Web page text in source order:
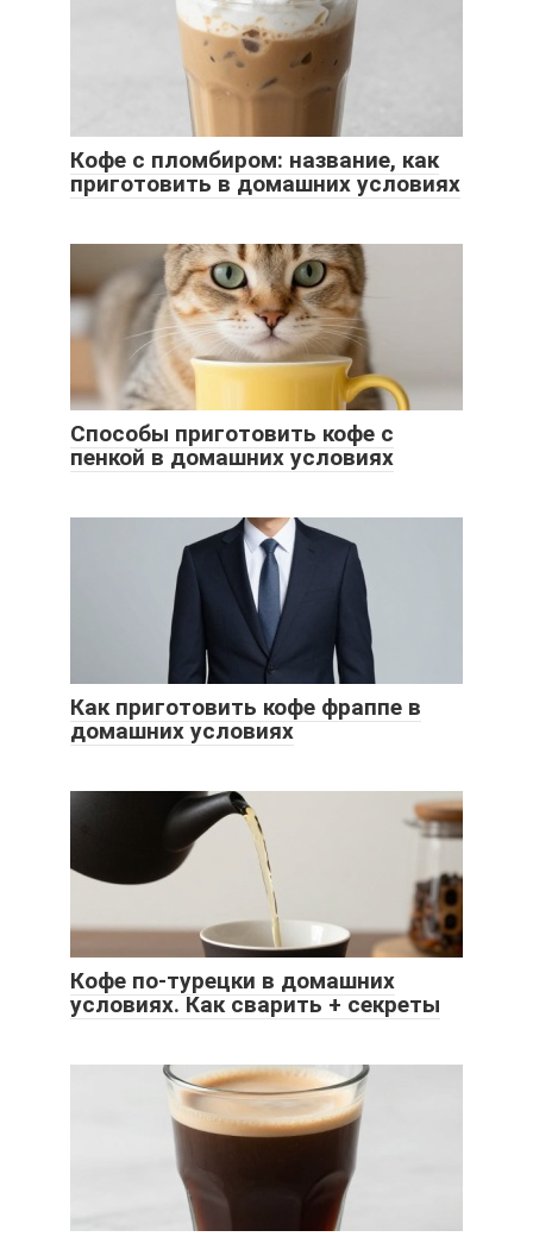
Кофе с пломбиром: название, как
приготовить в домашних условиях
Способы приготовить кофе с
пенкой в домашних условиях
Как приготовить кофе фраппе в
домашних условиях
Кофе по-турецки в домашних
условиях. Как сварить + секреты